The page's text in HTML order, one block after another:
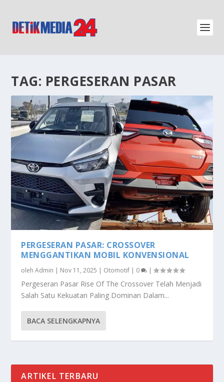
TAG: PERGESERAN PASAR
PERGESERAN PASAR: CROSSOVER
MENGGANTIKAN MOBIL KONVENSIONAL
olehAdmin | Nov 11, 2025 | Otomotif | 0 |
Pergeseran Pasar Rise Of The Crossover Telah Menjadi
Salah Satu Kekuatan Paling Dominan Dalam...
BACA SELENGKAPNYA
ARTIKEL TERBARU